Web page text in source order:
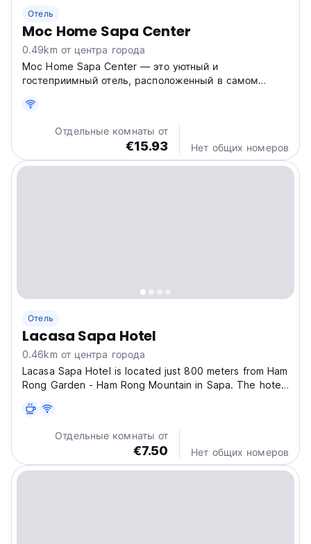
Отель
Moc Home Sapa Center
0.49km от центра города
Moc Home Sapa Center — это уютный и
гостеприимный отель, расположенный в самом
ходьбы от местных ресторанов, кафе, баров и
популярных достопримечательностей. Отсюда вы
можете легко исследовать очарование Сапы,...
Отдельные комнаты от
€15.93 Нет общих номеров
Отель
Lacasa Sapa Hotel
0.46km от центра города
Lacasa Sapa Hotel is located just 800 meters from Ham
Rong Garden - Ham Rong Mountain in Sapa. The hotel
restaurant. Guests can enjoy free Wi-Fi throughout the
property. The hotel is also conveniently situated...
Отдельные комнаты от
€7.50 Нет общих номеров